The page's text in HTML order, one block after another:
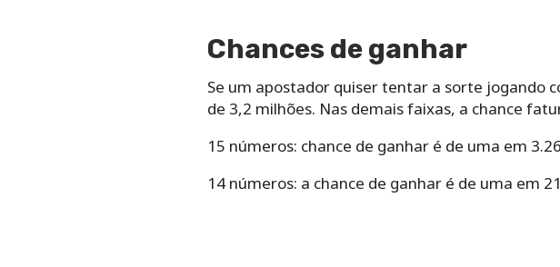
Chances de ganhar
Se‌ ‌um‌ ‌apostador‌ ‌quiser‌ ‌tentar‌ ‌a‌ ‌sorte‌ ‌jogando
de 3,2 milhões.‌ ‌Nas demais faixas, a chance
15 números: chance de ganhar é de uma em
14 números: a chance de ganhar é de uma em